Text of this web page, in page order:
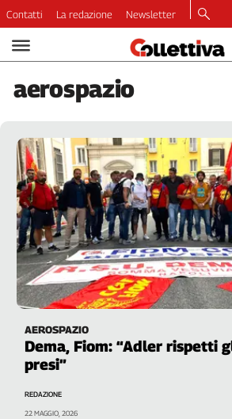
Video
Dirette
Economia
Lavoro
Ambiente
Diritti
Welfare
Italia
Internazionale
Culture
Categorie
Filcams
Contatti La redazione Newsletter
aerospazio
AEROSPAZIO
Dema, Fiom: “Adler rispetti
presi”
REDAZIONE
22 MAGGIO, 2026